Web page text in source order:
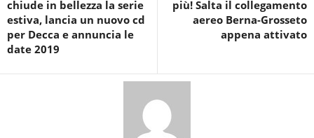
chiude in bellezza la serie
estiva, lancia un nuovo cd
per Decca e annuncia le
date 2019
più! Salta il collegamento
aereo Berna-Grosseto
appena attivato